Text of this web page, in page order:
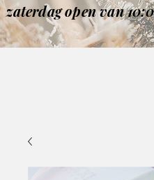
zaterdag open van